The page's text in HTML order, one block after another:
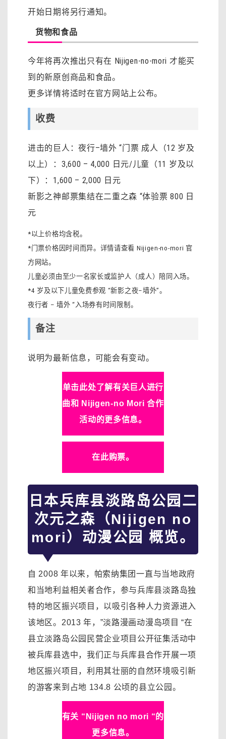
开始日期将另行通知。
货物和食品
今年将再次推出只有在 Nijigen-no-mori 才能买
到的新原创商品和食品。
更多详情将适时在官方网站上公布。
收费
进击的巨人：夜行–墙外 “门票 成人（12 岁及
以上）：3,600 – 4,000 日元/儿童（11 岁及以
下）：1,600 – 2,000 日元
新影之神邮票集结在二重之森 “体验票 800 日
元
*以上价格均含税。
*门票价格因时间而异。详情请查看 Nijigen-no-mori 官
方网站。
儿童必须由至少一名家长或监护人（成人）陪同入场。
*4 岁及以下儿童免费参观 “新影之夜–墙外”。
夜行者 – 墙外 “入场券有时间限制。
备注
说明为最新信息，可能会有变动。
单击此处了解有关巨人进行
曲和 Nijigen-no Mori 合作
活动的更多信息。
在此购票。
日本兵库县淡路岛公园二
次元之森（Nijigen no
mori）动漫公园 概览。
自 2008 年以来，帕索纳集团一直与当地政府
和当地利益相关者合作，参与兵库县淡路岛独
特的地区振兴项目，以吸引各种人力资源进入
该地区。2013 年，”淡路漫画动漫岛项目 “在
县立淡路岛公园民营企业项目公开征集活动中
被兵库县选中，我们正与兵库县合作开展一项
地区振兴项目，利用其壮丽的自然环境吸引新
的游客来到占地 134.8 公顷的县立公园。
有关 “Nijigen no mori “的
更多信息。